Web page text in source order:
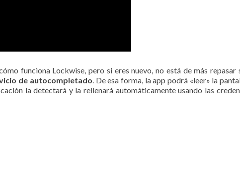
funciona Lockwise, pero si eres nuevo, no está de más
de autocompletado. De esa forma, la app podrá «leer» la
la detectará y la rellenará automáticamente usando las